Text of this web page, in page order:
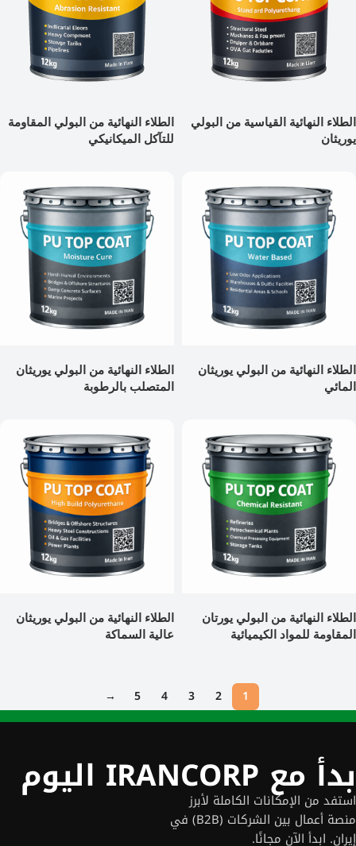
الطلاء النهائية القياسية من البولي
يوريثان
الطلاء النهائية من البولي المقاومة
للتآكل الميكانيكي
الطلاء النهائية من البولي يوريثان
المائي
الطلاء النهائية من البولي يوريثان
المتصلب بالرطوبة
الطلاء النهائية من البولي یورتان
المقاومة للمواد الكيميائية
الطلاء النهائية من البولي یوریثان
عالية السماكة
1
2
3
4
5
→
بدأ مع IRANCORP اليوم
استفد من الإمكانات الكاملة لأبرز
منصة أعمال بين الشركات (B2B) في
إيران. ابدأ الآن مجانًا.